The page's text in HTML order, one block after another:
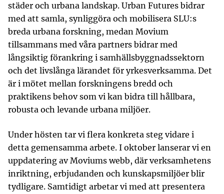
städer och urbana landskap. Urban Futures bidrar
med att samla, synliggöra och mobilisera SLU:s
breda urbana forskning, medan Movium
tillsammans med våra partners bidrar med
långsiktig förankring i samhällsbyggnadssektorn
och det livslånga lärandet för yrkesverksamma. Det
är i mötet mellan forskningens bredd och
praktikens behov som vi kan bidra till hållbara,
robusta och levande urbana miljöer.
Under hösten tar vi flera konkreta steg vidare i
detta gemensamma arbete. I oktober lanserar vi en
uppdatering av Moviums webb, där verksamhetens
inriktning, erbjudanden och kunskapsmiljöer blir
tydligare. Samtidigt arbetar vi med att presentera